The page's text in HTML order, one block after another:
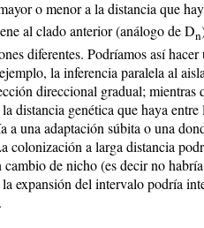
o menor a la distancia que
al clado ante­rior (análogo de Dn
diferentes. Podríamos así
la inferencia para­lela al
direccional gradual; mientras
distancia genética que haya
a una adaptación súbita o una
colo­ni­zación a larga distancia
de nicho (es decir no
expansión del in­ter­valo podría